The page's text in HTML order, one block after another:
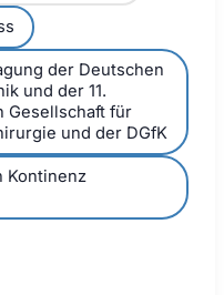
der Deutschen
und der 11.
Gesellschaft für
und der DGfK
Kontinenz